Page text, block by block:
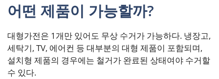
어떤 제품이 가능할까?
대형가전은 1개만 있어도 무상 수거가 가능하다. 냉장고,
세탁기, TV, 에어컨 등 대부분의 대형 제품이 포함되며,
설치형 제품의 경우에는 철거가 완료된 상태여야 수거할
수 있다.